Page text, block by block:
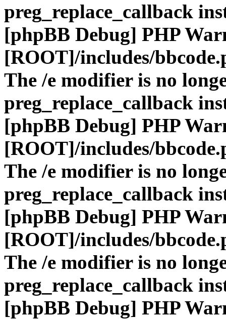
preg_replace_callback
[phpBB Debug] PHP
[ROOT]/includes/
The /e modifier is no
preg_replace_callback
[phpBB Debug] PHP
[ROOT]/includes/
The /e modifier is no
preg_replace_callback
[phpBB Debug] PHP
[ROOT]/includes/
The /e modifier is no
preg_replace_callback
[phpBB Debug] PHP